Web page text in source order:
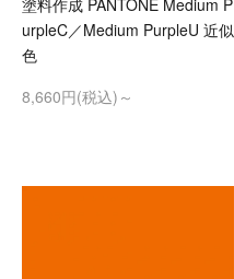
塗料作成 PANTONE Medium P
urpleC／Medium PurpleU 近似
色
8,660円(税込)～